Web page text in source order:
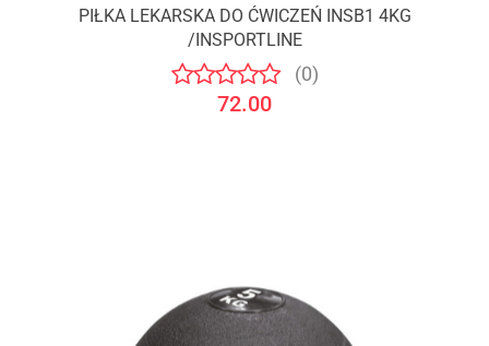
PIŁKA LEKARSKA DO ĆWICZEŃ INSB1 4KG
/INSPORTLINE
(0)
72.00